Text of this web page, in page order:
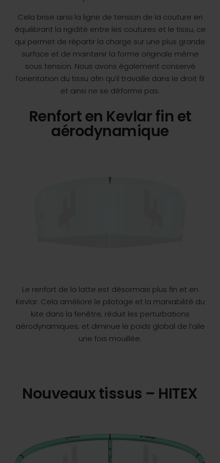
Cela brise ainsi la ligne de tension de la couture en
équilibrant la rigidité entre les coutures et le tissu, ce
qui permet de répartir la charge sur une plus grande
surface et de maintenir la forme originale même
sous tension. Nous avons également conservé
l’orientation du tissu afin qu’il travaille dans le droit fil
et ainsi ne se déforme pas.
Renfort en Kevlar fin et
aérodynamique
Le renfort de la latte est désormais plus fin et en
Kevlar. Cela améliore le pilotage et la maniabilité du
kite dans la fenêtre, réduit les perturbations
aérodynamiques, et diminue le poids global de l’aile
une fois mouillée.
Nouveaux tissus – HITEX